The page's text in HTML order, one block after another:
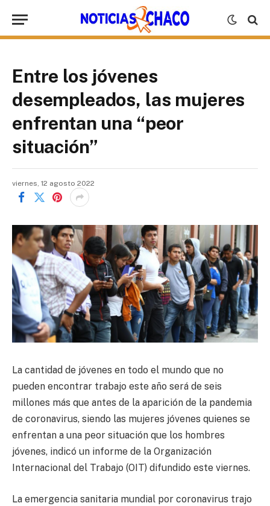
Entre los jóvenes
desempleados, las mujeres
enfrentan una “peor
situación”
viernes, 12 agosto 2022
La cantidad de jóvenes en todo el mundo que no
pueden encontrar trabajo este año será de seis
millones más que antes de la aparición de la pandemia
de coronavirus, siendo las mujeres jóvenes quienes se
enfrentan a una peor situación que los hombres
jóvenes, indicó un informe de la Organización
Internacional del Trabajo (OIT) difundido este viernes.
La emergencia sanitaria mundial por coronavirus trajo